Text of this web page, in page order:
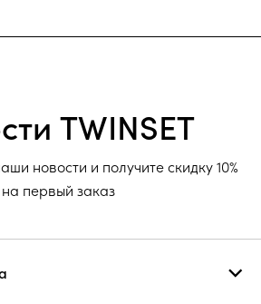
TWINSET
новости и получите скидку 10%
на первый заказ